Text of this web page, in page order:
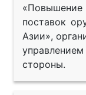
«Повышение
поставок
Азии»,
стороны.